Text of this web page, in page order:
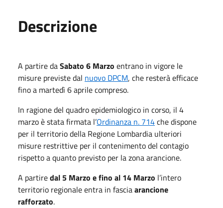
Descrizione
A partire daSabato 6 Marzo entrano in vigore le
misure previste dal nuovo DPCM, che resterà efficace
fino a martedì 6 aprile compreso.
In ragione del quadro epidemiologico in corso, il 4
marzo è stata firmata l’Ordinanza n. 714che dispone
per il territorio della Regione Lombardia ulteriori
misure restrittive per il contenimento del contagio
rispetto a quanto previsto per la zona arancione.
A partiredal 5 Marzo e fino al 14 Marzo l’intero
territorio regionale entra in fasciaarancione
rafforzato.